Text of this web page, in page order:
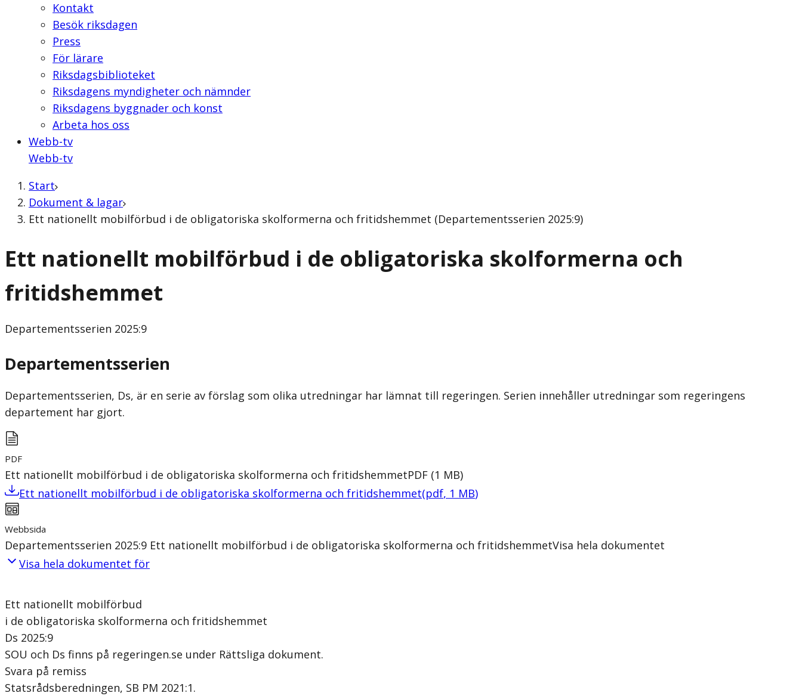
Kontakt
Besök riksdagen
Press
För lärare
Riksdagsbiblioteket
Riksdagens myndigheter och nämnder
Riksdagens byggnader och konst
Arbeta hos oss
Webb-tv
Webb-tv
Start
Dokument & lagar
Ett nationellt mobilförbud i de obligatoriska skolformerna och fritidshemmet (Departementsserien 2025:9)
Ett nationellt mobilförbud i de obligatoriska skolformerna och
fritidshemmet
Departementsserien 2025:9
Departementsserien
Departementsserien, Ds, är en serie av förslag som olika utredningar har lämnat till regeringen. Serien innehåller utredningar som regeringens
departement har gjort.
PDF
Ett nationellt mobilförbud i de obligatoriska skolformerna och fritidshemmetPDF (1 MB)
Ett nationellt mobilförbud i de obligatoriska skolformerna och fritidshemmet(pdf, 1 MB)
Webbsida
Departementsserien 2025:9 Ett nationellt mobilförbud i de obligatoriska skolformerna och fritidshemmetVisa hela dokumentet
Visa hela dokumentet för
Ett nationellt mobilförbud
i de obligatoriska skolformerna och fritidshemmet
Ds 2025:9
SOU och Ds finns på regeringen.se under Rättsliga dokument.
Svara på remiss
Statsrådsberedningen, SB PM 2021:1.